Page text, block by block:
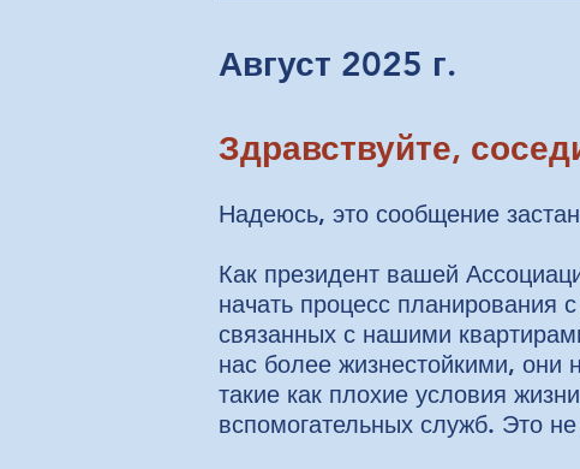
Август 2025 г.
Здравствуйте,
Надеюсь, это сообщение
Как президент вашей
начать процесс планирования
связанных с нашими
нас более жизнестойкими,
такие как плохие условия
вспомогательных служб. Это